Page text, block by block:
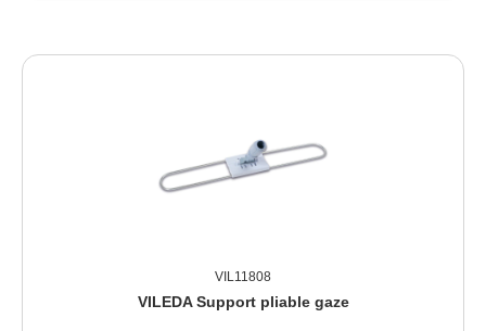
VIL11808
VILEDA Support pliable gaze